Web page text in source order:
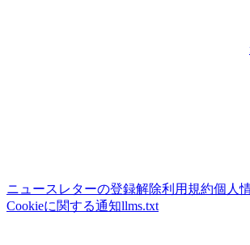
ニュースレターの登録解除利用規約個人
Cookieに関する通知llms.txt